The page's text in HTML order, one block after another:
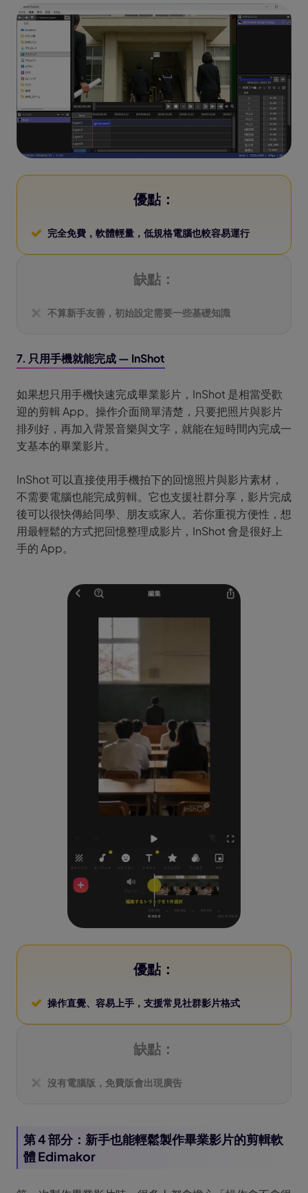
優點：
完全免費，軟體輕量，低規格電腦也較容易運行
缺點：
不算新手友善，初始設定需要一些基礎知識
7. 只用手機就能完成 — InShot
如果想只用手機快速完成畢業影片，InShot 是相當受歡
迎的剪輯 App。操作介面簡單清楚，只要把照片與影片
排列好，再加入背景音樂與文字，就能在短時間內完成一
支基本的畢業影片。
InShot 可以直接使用手機拍下的回憶照片與影片素材，
不需要電腦也能完成剪輯。它也支援社群分享，影片完成
後可以很快傳給同學、朋友或家人。若你重視方便性，想
用最輕鬆的方式把回憶整理成影片，InShot 會是很好上
手的 App。
優點：
操作直覺、容易上手，支援常見社群影片格式
缺點：
沒有電腦版，免費版會出現廣告
第 4 部分：新手也能輕鬆製作畢業影片的剪輯軟
體 Edimakor